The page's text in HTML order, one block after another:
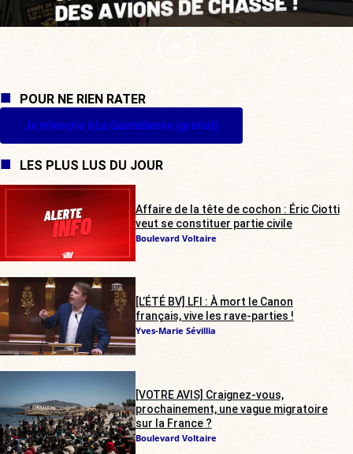
POUR NE RIEN RATER
Je m'inscris à La Quotidienne (gratuit)
LES PLUS LUS DU JOUR
Affaire de la tête de cochon : Éric Ciotti
veut se constituer partie civile
Boulevard Voltaire
[L’ÉTÉ BV] LFI : À mort le Canon
français, vive les rave-parties !
Yves-Marie Sévillia
[VOTRE AVIS] Craignez-vous,
prochainement, une vague migratoire
sur la France ?
Boulevard Voltaire